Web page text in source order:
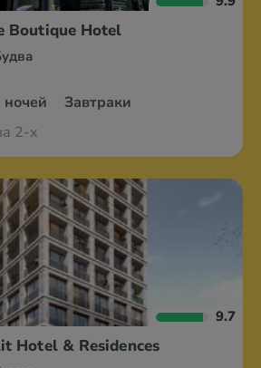
Boutique Hotel
ночей Завтраки
2-х
9.7
Hotel & Residences